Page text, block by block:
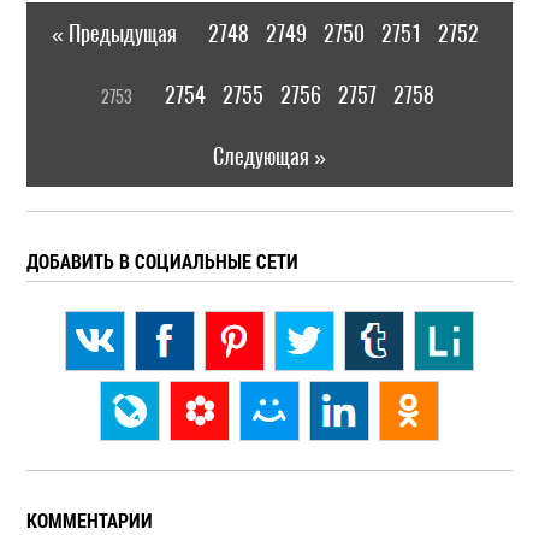
« Предыдущая 2748 2749 2750 2751 2752
2753 2754 2755 2756 2757 2758
Следующая »
ДОБАВИТЬ В СОЦИАЛЬНЫЕ СЕТИ
КОММЕНТАРИИ